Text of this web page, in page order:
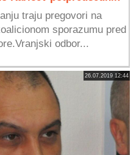
traju pregovori na
sporazumu pred
odbor...
26.07.2019 12:44